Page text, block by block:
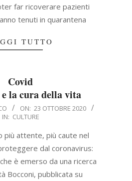
far ricoverare pazienti
tenuti in quarantena
TUTTO
Covid
la cura della vita
ON: 23 OTTOBRE 2020
IN: CULTURE
più attente, più caute nel
dal coronavirus:
è emerso da una ricerca
Bocconi, pubblicata su